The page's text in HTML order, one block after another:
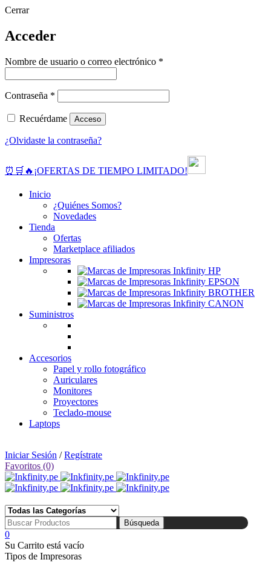
Cerrar
Acceder
Nombre de usuario o correo electrónico *
Contraseña *
Recuérdame Acceso
¿Olvidaste la contraseña?
⏰🛒🔥¡OFERTAS DE TIEMPO LIMITADO!
Inicio
¿Quiénes Somos?
Novedades
Tienda
Ofertas
Marketplace afiliados
Impresoras
Suministros
Accesorios
Papel y rollo fotográfico
Auriculares
Monitores
Proyectores
Teclado-mouse
Laptops
Iniciar Sesión /Regístrate
Favoritos (0)
0
Su Carrito está vacío
Tipos de Impresoras